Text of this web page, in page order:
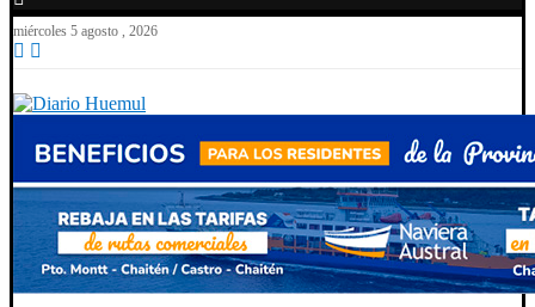
miércoles 5 agosto , 2026